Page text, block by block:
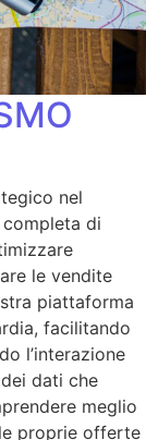
nel
di
le vendite
piattaforma
facilitando
l’interazione
dati che
meglio
proprie offerte